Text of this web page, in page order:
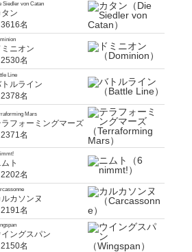
Siedler von Catan
タン
3616名
ミニオン
2530名
Line
ルライン
2378名
Mars
ラフォーミングマーズ
2371名
ト
2202名
ルカソンヌ
2191名
イングスパン
2150名